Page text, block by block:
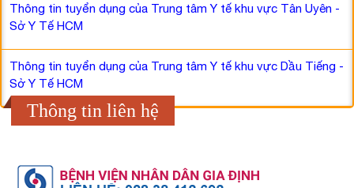
Thông tin tuyển dụng của Trung tâm Y tế khu vực Tân Uyên -
Sở Y Tế HCM
Thông tin tuyển dụng của Trung tâm Y tế khu vực Dầu Tiếng -
Sở Y Tế HCM
Thông tin liên hệ